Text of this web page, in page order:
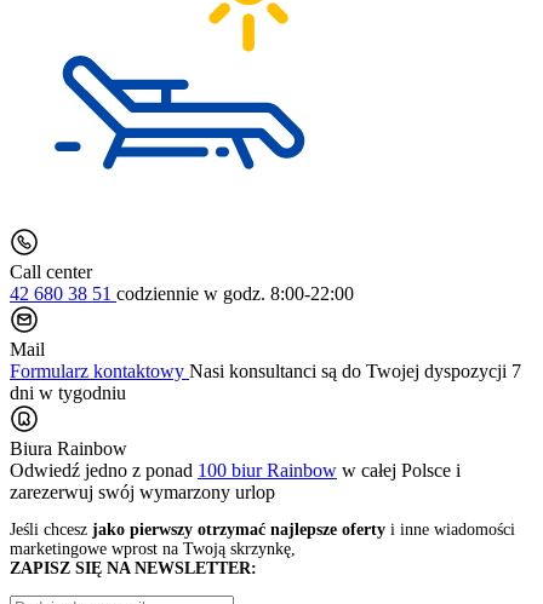
Call center
42 680 38 51 codziennie w godz. 8:00-22:00
Mail
Formularz kontaktowy Nasi konsultanci są do Twojej dyspozycji 7
dni w tygodniu
Biura Rainbow
Odwiedź jedno z ponad 100 biur Rainbow w całej Polsce i
zarezerwuj swój wymarzony urlop
Jeśli chcesz jako pierwszy otrzymać najlepsze oferty i inne wiadomości
marketingowe wprost na Twoją skrzynkę,
ZAPISZ SIĘ NA NEWSLETTER: